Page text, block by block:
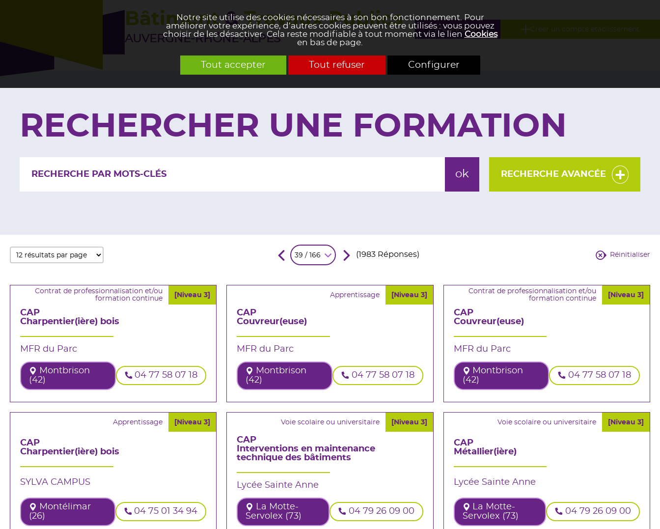
Notre site utilise des cookies nécessaires à son bon fonctionnement. Pour
améliorer votre expérience, d’autres cookies peuvent être utilisés : vous pouvez
choisir de les désactiver. Cela reste modifiable à tout moment via le lienCookies
en bas de page.
Tout accepter Tout refuser Configurer
Bâtiment&Travaux Publics
AUVERGNE-RHÔNE-ALPES
Connexion Créer un compte établissement
RECHERCHER UNE FORMATION
RECHERCHE AVANCÉE
39 / 166 (1983 Réponses) Réinitialiser
Contrat de professionnalisation et/ou
formation continue
[Niveau 3]
CAP
Charpentier(ière) bois
MFR du Parc
Montbrison
(42)
04 77 58 07 18
Apprentissage [Niveau 3]
CAP
Couvreur(euse)
MFR du Parc
Montbrison
(42)
04 77 58 07 18
Contrat de professionnalisation et/ou
formation continue
[Niveau 3]
CAP
Couvreur(euse)
MFR du Parc
Montbrison
(42)
04 77 58 07 18
Apprentissage [Niveau 3]
CAP
Charpentier(ière) bois
SYLVA CAMPUS
Montélimar
(26)
04 75 01 34 94
Voie scolaire ou universitaire [Niveau 3]
CAP
Interventions en maintenance
technique des bâtiments
Lycée Sainte Anne
La Motte-
Servolex (73)
04 79 26 09 00
Voie scolaire ou universitaire [Niveau 3]
CAP
Métallier(ière)
Lycée Sainte Anne
La Motte-
Servolex (73)
04 79 26 09 00